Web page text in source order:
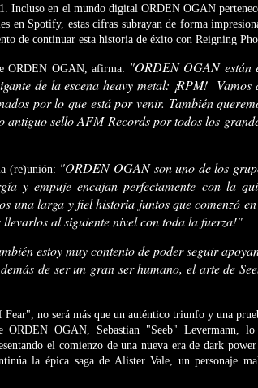
Incluso en el mundo digital ORDEN OGAN
en Spotify, estas cifras subrayan de forma
de continuar esta historia de éxito con Reigning
ORDEN OGAN, afirma: "ORDEN OGAN están
de la escena heavy metal: ¡RPM!
por lo que está por venir. También
sello AFM Records por todos los
(re)unión: "ORDEN OGAN son uno de los
y empuje encajan perfectamente con la
una larga y fiel historia juntos que comenzó
al siguiente nivel con toda la fuerza!"
estoy muy contento de poder seguir
de ser un gran ser humano, el arte de
no será más que un auténtico triunfo y una
OGAN, Sebastian "Seeb" Levermann, lo
el comienzo de una nueva era de dark
la épica saga de Alister Vale, un personaje